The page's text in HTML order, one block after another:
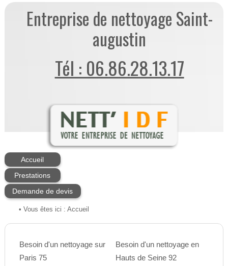
Entreprise de nettoyage Saint-
augustin
Tél : 06.86.28.13.17
Accueil
Prestations
Demande de devis
• Vous êtes ici : Accueil
Besoin d'un nettoyage sur
Paris 75
Besoin d'un nettoyage en
Hauts de Seine 92